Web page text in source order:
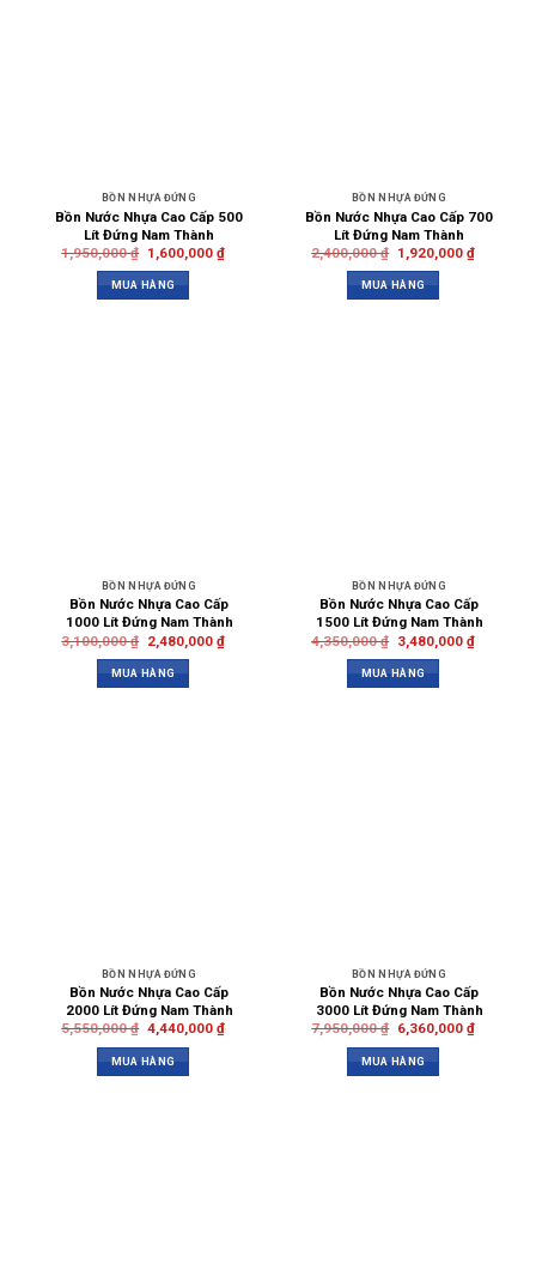
BỒN NHỰA ĐỨNG
Bồn Nước Nhựa Cao Cấp 500
Lít Đứng Nam Thành
1,950,000₫ 1,600,000 ₫
MUA HÀNG
BỒN NHỰA ĐỨNG
Bồn Nước Nhựa Cao Cấp 700
Lít Đứng Nam Thành
2,400,000₫ 1,920,000 ₫
MUA HÀNG
BỒN NHỰA ĐỨNG
Bồn Nước Nhựa Cao Cấp
1000 Lít Đứng Nam Thành
3,100,000₫ 2,480,000 ₫
MUA HÀNG
BỒN NHỰA ĐỨNG
Bồn Nước Nhựa Cao Cấp
1500 Lít Đứng Nam Thành
4,350,000₫ 3,480,000 ₫
MUA HÀNG
BỒN NHỰA ĐỨNG
Bồn Nước Nhựa Cao Cấp
2000 Lít Đứng Nam Thành
5,550,000₫ 4,440,000 ₫
MUA HÀNG
BỒN NHỰA ĐỨNG
Bồn Nước Nhựa Cao Cấp
3000 Lít Đứng Nam Thành
7,950,000₫ 6,360,000 ₫
MUA HÀNG